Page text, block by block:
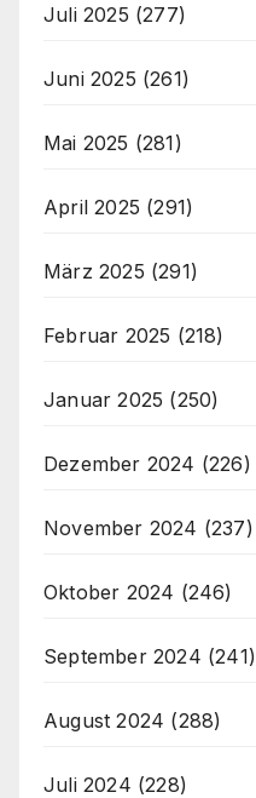
Juli 2025 (277)
Juni 2025 (261)
Mai 2025 (281)
April 2025 (291)
März 2025 (291)
Februar 2025 (218)
Januar 2025 (250)
Dezember 2024 (226)
November 2024 (237)
Oktober 2024 (246)
September 2024 (241)
August 2024 (288)
Juli 2024 (228)